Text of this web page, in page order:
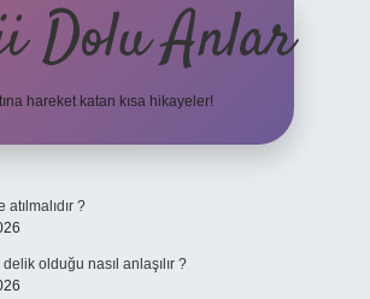
Dolu Anlar
hareket katan kısa hikayeler!
atılmalıdır ?
delik olduğu nasıl anlaşılır ?